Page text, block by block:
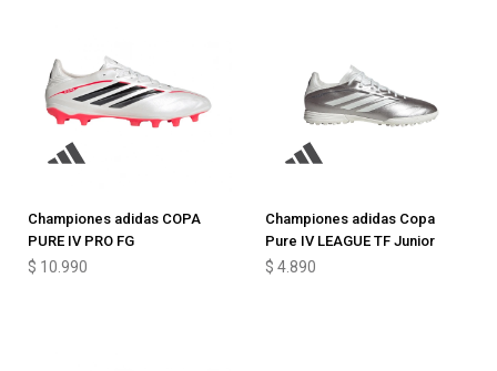
Championes adidas COPA
PURE IV PRO FG
$ 10.990
Championes adidas Copa
Pure IV LEAGUE TF Junior
$ 4.890